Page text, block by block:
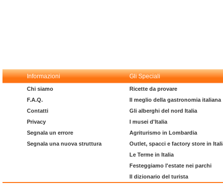
Informazioni Gli Speciali
Chi siamo
F.A.Q.
Contatti
Privacy
Segnala un errore
Segnala una nuova struttura
Ricette da provare
Il meglio della gastronomia italiana
Gli alberghi del nord Italia
I musei d'Italia
Agriturismo in Lombardia
Outlet, spacci e factory store in
Le Terme in Italia
Festeggiamo l'estate nei parchi
Il dizionario del turista